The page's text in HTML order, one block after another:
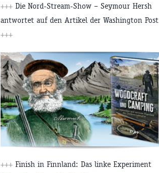
+++ Die Nord-Stream-Show – Seymour Hersh
antwortet auf den Artikel der Washington Post
+++
+++ Finish in Finnland: Das linke Experiment